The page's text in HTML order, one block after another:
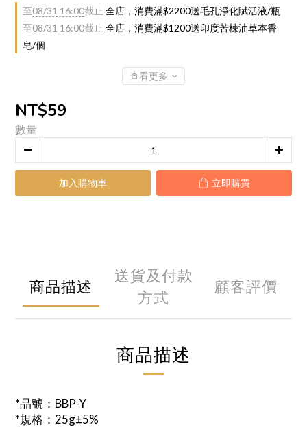
至08/31 16:00截止 全店，消費滿$2200送毛孔淨化賦活液/瓶
至08/31 16:00截止 全店，消費滿$1200送印度苦楝油草本香
皂/個
查看更多
NT$59
數量
加入購物車 立即購買
商品描述
送貨及付款
方式
顧客評價
商品描述
*品號：BBP-Y
*規格：25g±5%